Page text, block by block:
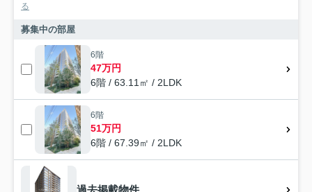
る
募集中の部屋
6階
47万円
6階 / 63.11㎡ / 2LDK
6階
51万円
6階 / 67.39㎡ / 2LDK